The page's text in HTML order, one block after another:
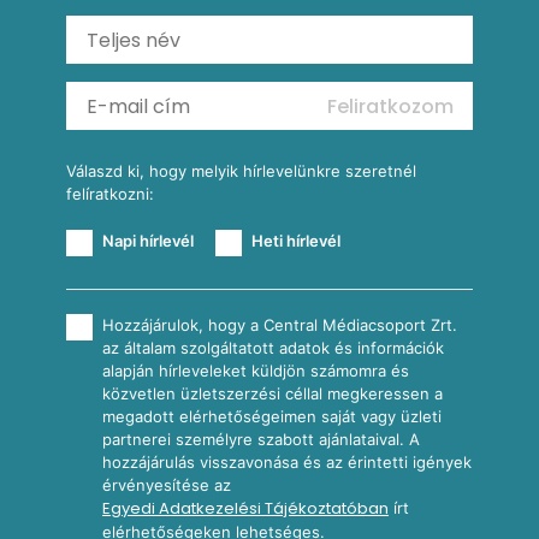
Ratatouille
Almás-kéksajtos kukoricasaláta
Köretek
Reggeli receptek
Feliratkozom
Válaszd ki, hogy melyik hírlevelünkre szeretnél
felíratkozni:
Napi hírlevél Heti hírlevél
Hozzájárulok, hogy a Central Médiacsoport Zrt.
az általam szolgáltatott adatok és információk
alapján hírleveleket küldjön számomra és
közvetlen üzletszerzési céllal megkeressen a
megadott elérhetőségeimen saját vagy üzleti
partnerei személyre szabott ajánlataival. A
hozzájárulás visszavonása és az érintetti igények
érvényesítése az
Egyedi Adatkezelési Tájékoztatóban írt
elérhetőségeken lehetséges.